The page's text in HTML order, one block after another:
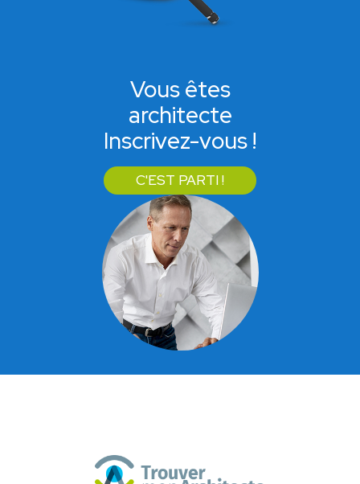
Vous êtes
architecte
Inscrivez-vous !
C'EST PARTI !